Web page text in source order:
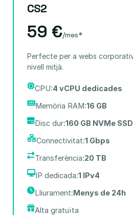
CS2
59 €/mes*
Perfecte per a webs
nivell mitjà.
CPU:4 vCPU dedicades
Memòria RAM:16 GB
Disc dur:160 GB NVMe SSD
Connectivitat:1 Gbps
Transferència:20 TB
IP dedicada:1 IPv4
Lliurament:Menys de 24h
Alta gratuïta